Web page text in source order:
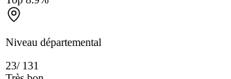
Niveau départemental
23/ 131